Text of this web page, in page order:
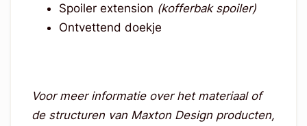
Spoiler extension (kofferbak spoiler)
Ontvettend doekje
Voor meer informatie over het materiaal of
de structuren van Maxton Design producten,